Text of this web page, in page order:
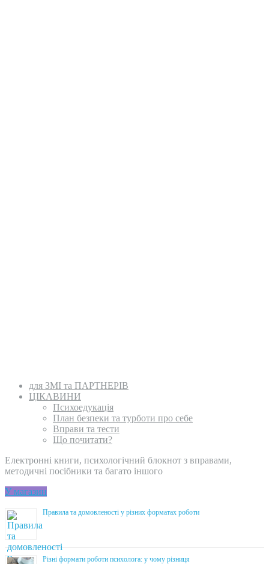
для ЗМІ та ПАРТНЕРІВ
ЦІКАВИНИ
Психоедукація
План безпеки та турботи про себе
Вправи та тести
Що почитати?
Електронні книги, психологічний блокнот з вправами,
методичні посібники та багато іншого
У магазин
Правила та домовленості у різних форматах роботи
Різні формати роботи психолога: у чому різниця